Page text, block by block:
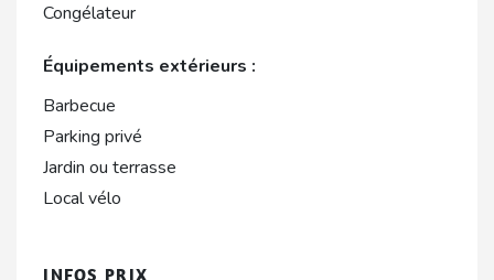
Congélateur
Équipements extérieurs :
Barbecue
Parking privé
Jardin ou terrasse
Local vélo
INFOS PRIX